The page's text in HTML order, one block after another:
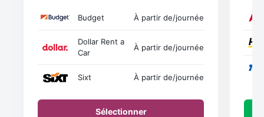
Budget À partir de/journée
Dollar Rent a
Car
À partir de/journée
Sixt À partir de/journée
Sélectionner